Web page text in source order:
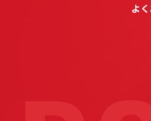
よ